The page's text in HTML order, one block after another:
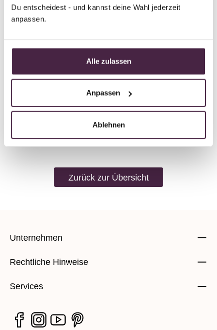
Du entscheidest - und kannst deine Wahl jederzeit
anpassen.
Alle zulassen
Anpassen
Ablehnen
Helmut Witzke Bestattungen
Schönwalder Str. 75
Zurück zur Übersicht
Unternehmen
Rechtliche Hinweise
Services